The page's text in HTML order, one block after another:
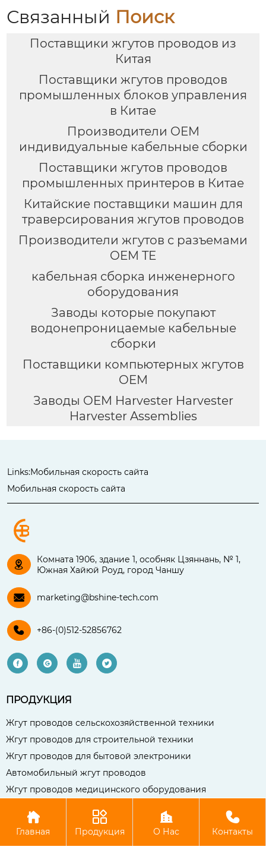
Связанный Поиск
Поставщики жгутов проводов из
Китая
Поставщики жгутов проводов
промышленных блоков управления
в Китае
Производители OEM
индивидуальные кабельные сборки
Поставщики жгутов проводов
промышленных принтеров в Китае
Китайские поставщики машин для
траверсирования жгутов проводов
Производители жгутов с разъемами
OEM TE
кабельная сборка инженерного
оборудования
Заводы которые покупают
водонепроницаемые кабельные
сборки
Поставщики компьютерных жгутов
OEM
Заводы OEM Harvester Harvester
Harvester Assemblies
Links:Мобильная скорость сайта
Мобильная скорость сайта

Комната 1906, здание 1, особняк Цзяннань, № 1,
Южная Хайюй Роуд, город Чаншу
 marketing@bshine-tech.com
 +86-(0)512-52856762
   
ПРОДУКЦИЯ
Жгут проводов сельскохозяйственной техники
Жгут проводов для строительной техники
Жгут проводов для бытовой электроники
Автомобильный жгут проводов
Жгут проводов медицинского оборудования
Авторское право©Чаншу Бо Сянь Компания электронных
технологий, ООО

Главная

Продукция

О Нас

Контакты